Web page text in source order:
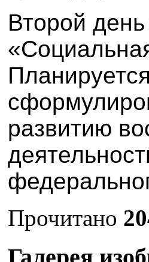
Второй
развитию
Прочитано